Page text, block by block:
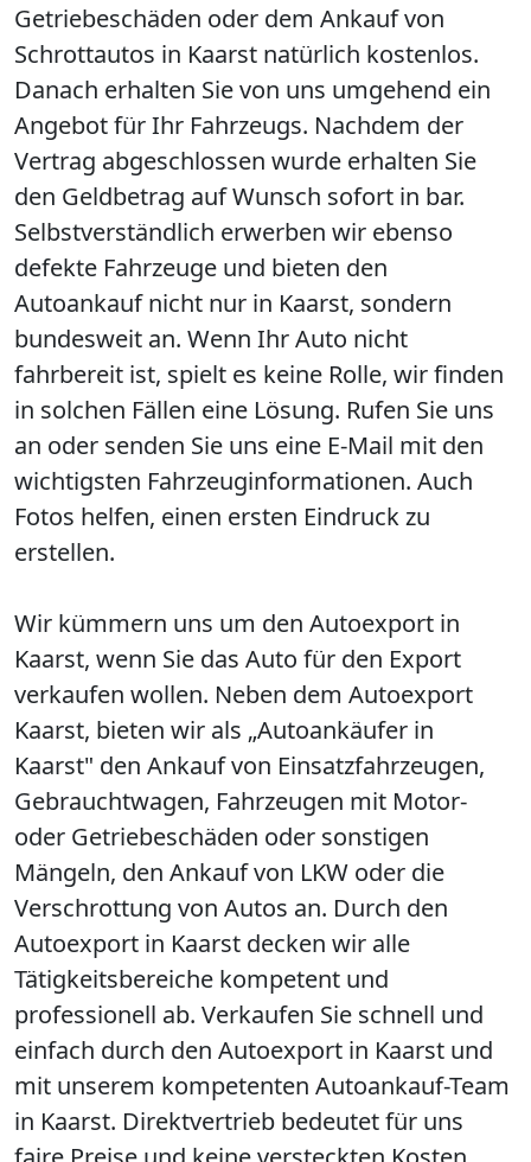
Getriebeschäden oder dem Ankauf von
Schrottautos in Kaarst natürlich kostenlos.
Danach erhalten Sie von uns umgehend ein
Angebot für Ihr Fahrzeugs. Nachdem der
Vertrag abgeschlossen wurde erhalten Sie
den Geldbetrag auf Wunsch sofort in bar.
Selbstverständlich erwerben wir ebenso
defekte Fahrzeuge und bieten den
Autoankauf nicht nur in Kaarst, sondern
bundesweit an. Wenn Ihr Auto nicht
fahrbereit ist, spielt es keine Rolle, wir finden
in solchen Fällen eine Lösung. Rufen Sie uns
an oder senden Sie uns eine E-Mail mit den
wichtigsten Fahrzeuginformationen. Auch
Fotos helfen, einen ersten Eindruck zu
erstellen.
Wir kümmern uns um den Autoexport in
Kaarst, wenn Sie das Auto für den Export
verkaufen wollen. Neben dem Autoexport
Kaarst, bieten wir als „Autoankäufer in
Kaarst" den Ankauf von Einsatzfahrzeugen,
Gebrauchtwagen, Fahrzeugen mit Motor-
oder Getriebeschäden oder sonstigen
Mängeln, den Ankauf von LKW oder die
Verschrottung von Autos an. Durch den
Autoexport in Kaarst decken wir alle
Tätigkeitsbereiche kompetent und
professionell ab. Verkaufen Sie schnell und
einfach durch den Autoexport in Kaarst und
mit unserem kompetenten Autoankauf-Team
in Kaarst. Direktvertrieb bedeutet für uns